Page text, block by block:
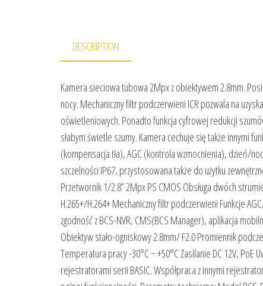
DESCRIPTION
Kamera sieciowa tubowa 2Mpx z obiektywem 2.8mm.
nocy. Mechaniczny filtr podczerwieni ICR pozwala na
oświetleniowych. Ponadto funkcja cyfrowej redukcji
słabym świetle szumy. Kamera cechuje się także innymi
(kompensacja tła), AGC (kontrola wzmocnienia), dzień/
szczelności IP67, przystosowana także do użytku
Przetwornik 1/2.8” 2Mpx PS CMOS Obsługa dwóch
H.265+/H.264+ Mechaniczny filtr podczerwieni Funkcje
zgodność z BCS-NVR, CMS(BCS Manager), aplikacja
Obiektyw stało-ogniskowy 2.8mm/ F2.0 Promiennik
Temperatura pracy -30°C ~ +50°C Zasilanie DC 12V, PoE
rejestratorami serii BASIC. Współpraca z innymi